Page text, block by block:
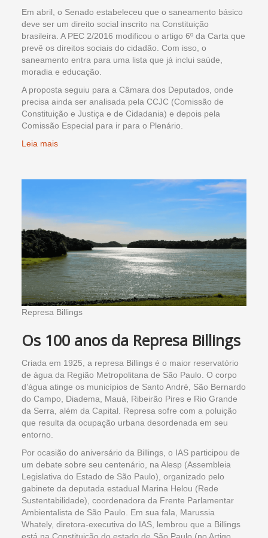
Em abril, o Senado estabeleceu que o saneamento básico
deve ser um direito social inscrito na Constituição
brasileira. A PEC 2/2016 modificou o artigo 6º da Carta que
prevê os direitos sociais do cidadão. Com isso, o
saneamento entra para uma lista que já inclui saúde,
moradia e educação.
A proposta seguiu para a Câmara dos Deputados, onde
precisa ainda ser analisada pela CCJC (Comissão de
Constituição e Justiça e de Cidadania) e depois pela
Comissão Especial para ir para o Plenário.
Leia mais
Represa Billings
Os 100 anos da Represa Billings
Criada em 1925, a represa Billings é o maior reservatório
de água da Região Metropolitana de São Paulo. O corpo
d’água atinge os municípios de Santo André, São Bernardo
do Campo, Diadema, Mauá, Ribeirão Pires e Rio Grande
da Serra, além da Capital. Represa sofre com a poluição
que resulta da ocupação urbana desordenada em seu
entorno.
Por ocasião do aniversário da Billings, o IAS participou de
um debate sobre seu centenário, na Alesp (Assembleia
Legislativa do Estado de São Paulo), organizado pelo
gabinete da deputada estadual Marina Helou (Rede
Sustentabilidade), coordenadora da Frente Parlamentar
Ambientalista de São Paulo. Em sua fala, Marussia
Whately, diretora-executiva do IAS, lembrou que a Billings